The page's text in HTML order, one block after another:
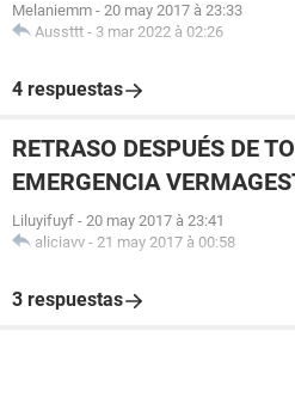
Melaniemm - 20 may 2017 à 23:33
Aussttt - 3 mar 2022 à 02:26
4 respuestas
RETRASO DESPUÉS DE
EMERGENCIA
Liluyifuyf - 20 may 2017 à 23:41
aliciavv - 21 may 2017 à 00:58
3 respuestas